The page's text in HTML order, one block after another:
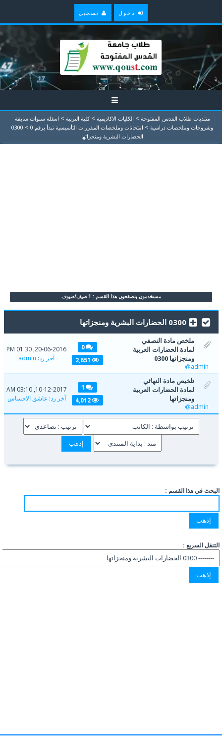
دخول تسجيل
منتديات طلاب القدس المفتوحة > الكليات الاكاديمية > كلية التربية > اسئلة سنوات سابقة
وشروحات وملخصات دراسية > امتحانات وملخصات المقررات التأسيسية تبدأ برقم 0 >
0300
الحضارات البشرية ومنجزاتها
مستخدمون يتصفحون هذا القسم : 1 ضيف/ضيوف
0300 الحضارات البشرية ومنجزاتها
ملخص مادة النصفي
لمادة الحضارات العربية
ومنجزاتها 0300
admin
0
2,651
20-06-2016, 01:30 PM
آخر رد:
admin
تلخيص مادة النهائي
لمادة الحضارات العربية
ومنجزاتها
admin
1
4,012
10-12-2017, 03:10 AM
آخر رد:عاشق الاحساس
البحث في هذا القسم :
التنقل السريع :